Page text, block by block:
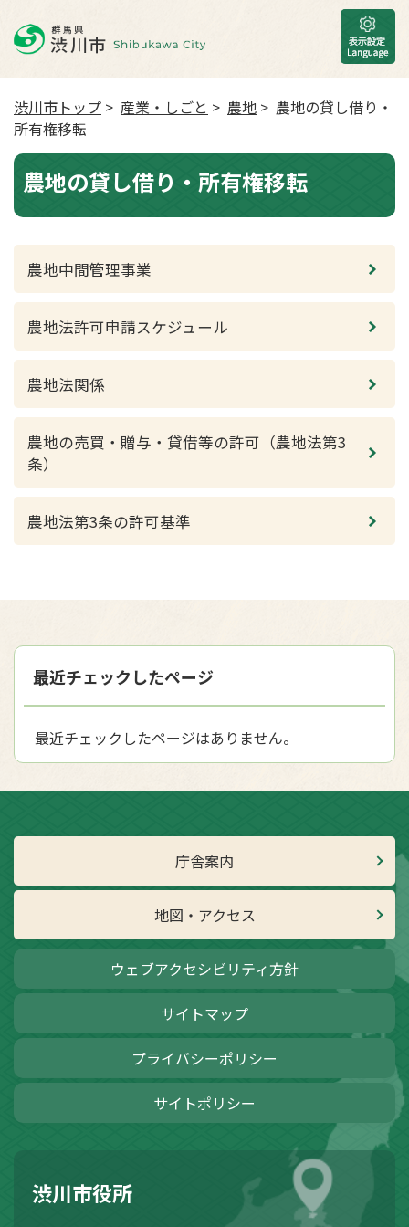
渋川市トップ > 産業・しごと > 農地 > 農地の貸し借り・
所有権移転
農地の貸し借り・所有権移転
農地中間管理事業
農地法許可申請スケジュール
農地法関係
農地の売買・贈与・貸借等の許可（農地法第3
条）
農地法第3条の許可基準
最近チェックしたページ
最近チェックしたページはありません。
庁舎案内
地図・アクセス
ウェブアクセシビリティ方針
サイトマップ
プライバシーポリシー
サイトポリシー
渋川市役所